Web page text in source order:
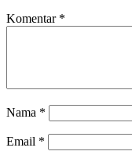
Komentar *
Nama *
Email *